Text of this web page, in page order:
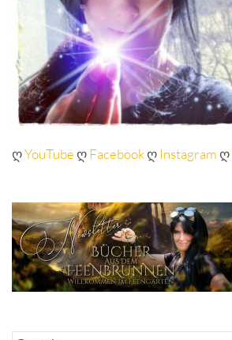
ღYouTubeღFacebookღ Instagramღ